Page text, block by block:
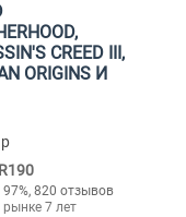
CREED III,
ORIGINS И
p
97%, 820 отзывов
рынке 7 лет